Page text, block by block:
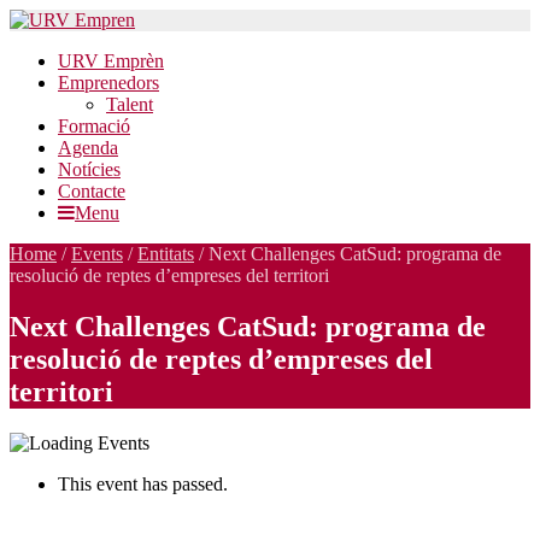
URV Emprèn
Emprenedors
Talent
Formació
Agenda
Notícies
Contacte
Menu
Home / Events / Entitats / Next Challenges CatSud: programa de
resolució de reptes d’empreses del territori
Next Challenges CatSud: programa de
resolució de reptes d’empreses del
territori
This event has passed.